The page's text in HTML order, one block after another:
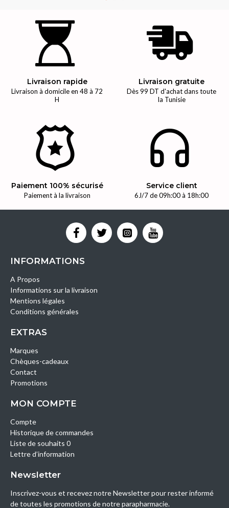
Livraison rapide
Livraison à domicile en 48 à 72
H
Livraison gratuite
Dès 99 DT d'achat dans toute
la Tunisie
Paiement 100% sécurisé
Paiement à la livraison
Service client
6J/7 de 09h:00 à 18h:00
INFORMATIONS
A Propos
Informations sur la livraison
Mentions légales
Conditions générales
EXTRAS
Marques
Chèques-cadeaux
Contact
Promotions
MON COMPTE
Compte
Historique de commandes
Liste de souhaits 0
Lettre d’information
Newsletter
Inscrivez-vous et recevez notre Newsletter pour rester informé
de toutes les promotions de notre parapharmacie.